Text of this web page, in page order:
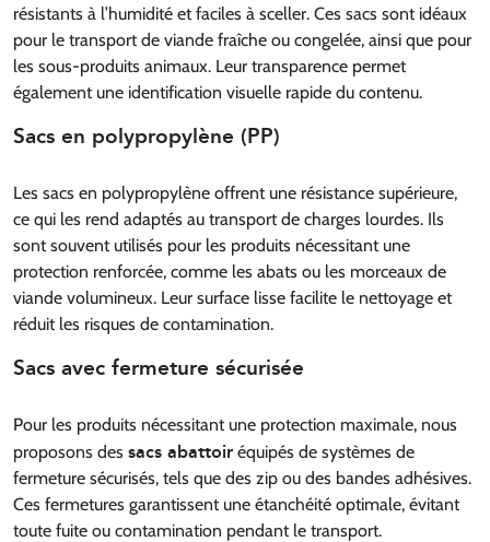
résistants à l’humidité et faciles à sceller. Ces sacs sont idéaux
pour le transport de viande fraîche ou congelée, ainsi que pour
les sous-produits animaux. Leur transparence permet
également une identification visuelle rapide du contenu.
Sacs en polypropylène (PP)
Les sacs en polypropylène offrent une résistance supérieure,
ce qui les rend adaptés au transport de charges lourdes. Ils
sont souvent utilisés pour les produits nécessitant une
protection renforcée, comme les abats ou les morceaux de
viande volumineux. Leur surface lisse facilite le nettoyage et
réduit les risques de contamination.
Sacs avec fermeture sécurisée
Pour les produits nécessitant une protection maximale, nous
proposons des sacs abattoir équipés de systèmes de
fermeture sécurisés, tels que des zip ou des bandes adhésives.
Ces fermetures garantissent une étanchéité optimale, évitant
toute fuite ou contamination pendant le transport.